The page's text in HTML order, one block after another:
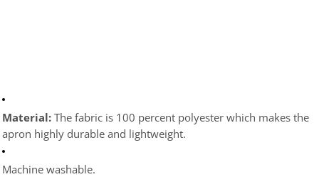
Material: The fabric is 100 percent polyester which makes the
apron highly durable and lightweight.
Machine washable.